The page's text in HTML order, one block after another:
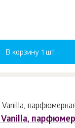
В корзину 1 шт.